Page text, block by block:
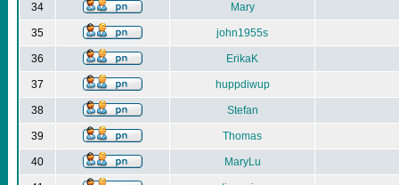
34 Mary
35 john1955s
36 ErikaK
37 huppdiwup
38 Stefan
39 Thomas
40 MaryLu